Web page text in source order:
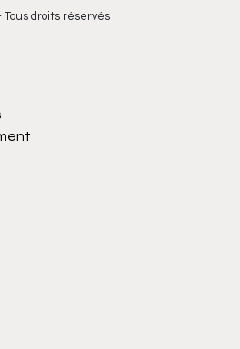
droits réservés